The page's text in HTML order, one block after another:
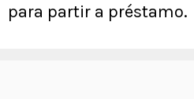
para partir a préstamo.